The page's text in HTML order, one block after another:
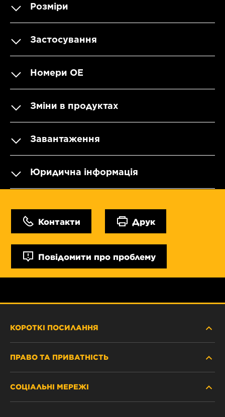
Розміри
Застосування
Номери OE
Зміни в продуктах
Завантаження
Юридична інформація
Контакти Друк
Повідомити про проблему
КОРОТКІ ПОСИЛАННЯ
ПРАВО ТА ПРИВАТНІСТЬ
ЗАХИСТ ПЕРСОНАЛЬНИХ ДАНИХ
СОЦІАЛЬНІ МЕРЕЖІ